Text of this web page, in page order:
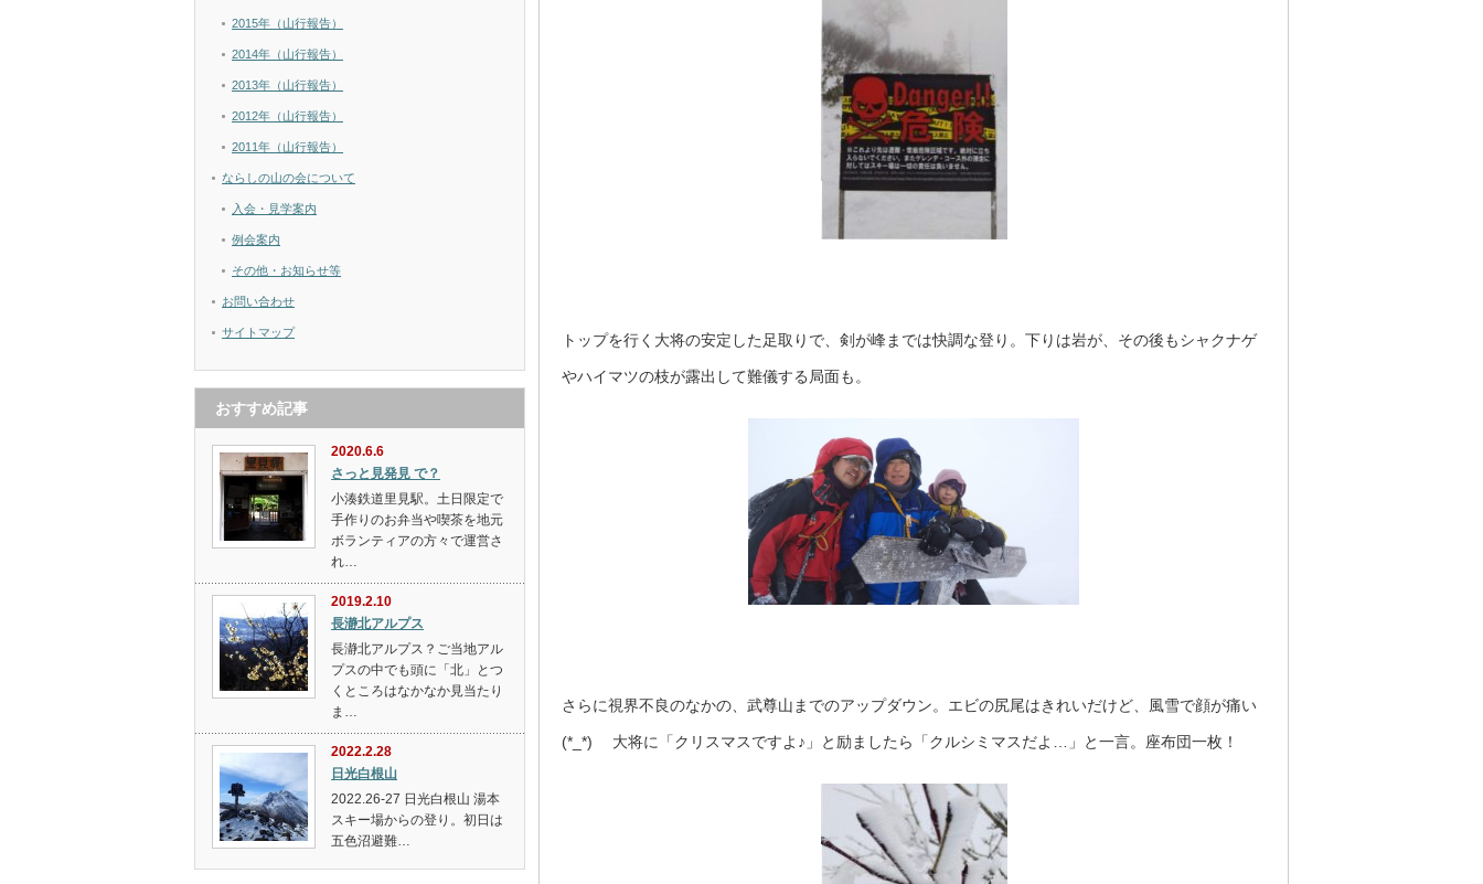
トップを行く大将の安定した足取りで、剣が峰までは快調な登り。下りは岩が、その後もシャクナゲ
やハイマツの枝が露出して難儀する局面も。
さらに視界不良のなかの、武尊山までのアップダウン。エビの尻尾はきれいだけど、風雪で顔が痛い
(*_*) 大将に「クリスマスですよ♪」と励ましたら「クルシミマスだよ…」と一言。座布団一枚！
2015年（山行報告）
2014年（山行報告）
2013年（山行報告）
2012年（山行報告）
2011年（山行報告）
ならしの山の会について
入会・見学案内
例会案内
その他・お知らせ等
お問い合わせ
サイトマップ
おすすめ記事
2020.6.6
さっと見発見 で？
小湊鉄道里見駅。土日限定で
手作りのお弁当や喫茶を地元
ボランティアの方々で運営さ
れ…
2019.2.10
長瀞北アルプス
長瀞北アルプス？ご当地アル
プスの中でも頭に「北」とつ
くところはなかなか見当たり
ま…
2022.2.28
日光白根山
2022.26-27 日光白根山 湯本
スキー場からの登り。初日は
五色沼避難…